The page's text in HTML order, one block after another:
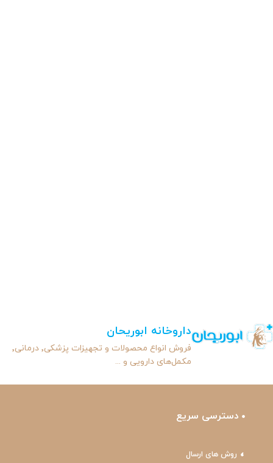
داروخانه ابوریحان
فروش انواع محصولات و تجهیزات پزشکی٬ درمانی٬
مکمل‌های دارویی و ...
دسترسی سریع
روش های ارسال